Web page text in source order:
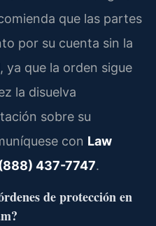
que las partes
por su cuenta sin la
que la orden sigue
la disuelva
sobre su
con Law
437-7747.
de protección en